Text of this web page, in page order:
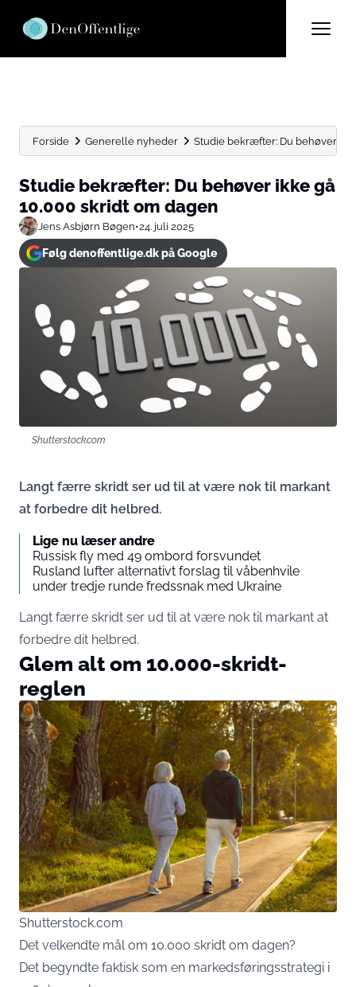
Forside Generelle nyheder Studie bekræfter: Du behøver
Studie bekræfter: Du behøver ikke gå
10.000 skridt om dagen
Jens Asbjørn Bøgen•24. juli 2025
Følg denoffentlige.dk på Google
Shutterstock.com
Langt færre skridt ser ud til at være nok til markant
at forbedre dit helbred.
Lige nu læser andre
Russisk fly med 49 ombord forsvundet
Rusland lufter alternativt forslag til våbenhvile
under tredje runde fredssnak med Ukraine
Langt færre skridt ser ud til at være nok til markant at
forbedre dit helbred.
Glem alt om 10.000-skridt-
reglen
Shutterstock.com
Det velkendte mål om 10.000 skridt om dagen?
Det begyndte faktisk som en markedsføringsstrategi i